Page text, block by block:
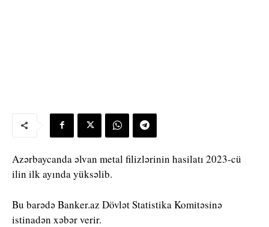
Azərbaycanda əlvan metal filizlərinin hasilatı 2023-cü
ilin ilk ayında yüksəlib.
Bu barədə Banker.az Dövlət Statistika Komitəsinə
istinadən xəbər verir.